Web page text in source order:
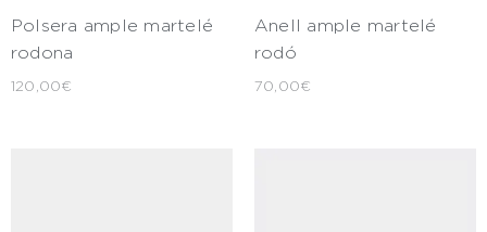
Polsera ample martelé
rodona
120,00€
Anell ample martelé
rodó
70,00€